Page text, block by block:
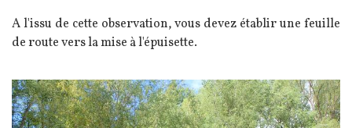
A l'issu de cette observation, vous devez établir une feuille
de route vers la mise à l'épuisette.
Image